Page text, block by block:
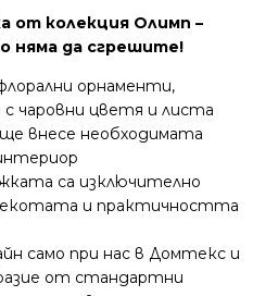
от колекция Олимп –
няма да сгрешите!
орнаменти,
чаровни цветя и листа
внесе необходимата
са изключително
и практичността
само при нас в Домтекс и
от стандартни